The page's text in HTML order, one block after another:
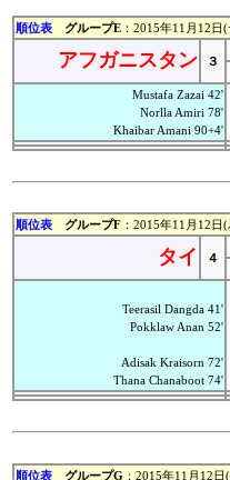
順位表 グループE ：2015年11月12
アフガニスタン ３
Mustafa Zazai 42'
Norlla Amiri 78'
Khaibar Amani 90+4'
順位表 グループF ：2015年11月12
タイ ４
Teerasil Dangda 41'
Pokklaw Anan 52'
Adisak Kraisorn 72'
Thana Chanaboot 74'
順位表 グループG ：2015年11月12